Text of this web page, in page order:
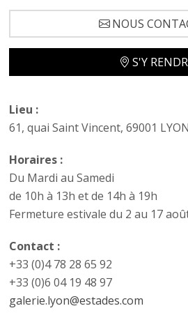
NOUS
S'Y
Lieu :
61, quai Saint Vincent, 69001 LYON
Horaires :
Du Mardi au Samedi
de 10h à 13h et de 14h à 19h
Fermeture estivale du 2 au 17
Contact :
+33 (0)4 78 28 65 92
+33 (0)6 04 19 48 97
galerie.lyon@estades.com